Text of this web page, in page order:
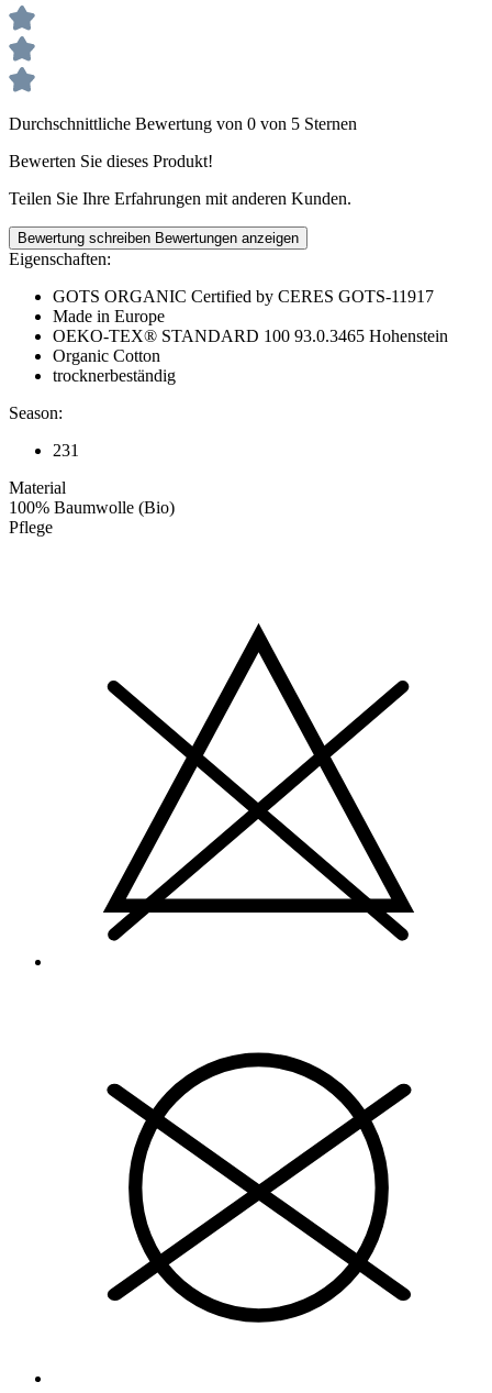
Durchschnittliche Bewertung von 0 von 5 Sternen
Bewerten Sie dieses Produkt!
Teilen Sie Ihre Erfahrungen mit anderen Kunden.
Bewertung schreiben Bewertungen anzeigen
Eigenschaften:
GOTS ORGANIC Certified by CERES GOTS-11917
Made in Europe
OEKO-TEX® STANDARD 100 93.0.3465 Hohenstein
Organic Cotton
trocknerbeständig
Season:
231
Material
100% Baumwolle (Bio)
Pflege